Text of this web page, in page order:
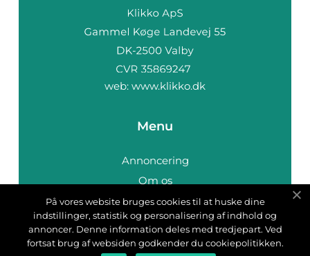
web: www.klikko.dk
Menu
Annoncering
Om os
Cookies
Kontakt os
Sitemap
På vores website bruges cookies til at huske dine
indstillinger, statistik og personalisering af indhold og
annoncer. Denne information deles med tredjepart. Ved
fortsat brug af websiden godkender du cookiepolitikken.